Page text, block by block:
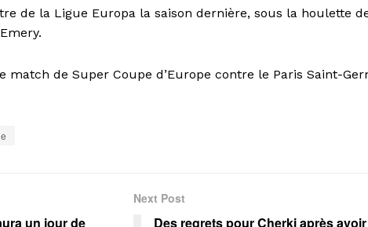
de la Ligue Europa la saison dernière, sous la houlette
match de Super Coupe d’Europe contre le Paris Saint-
un jour de
Next Post
Des regrets pour Cherki après